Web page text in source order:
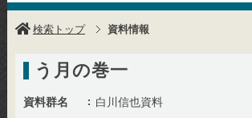
検索トップ 資料情報
う月の巻一
資料群名 白川信也資料